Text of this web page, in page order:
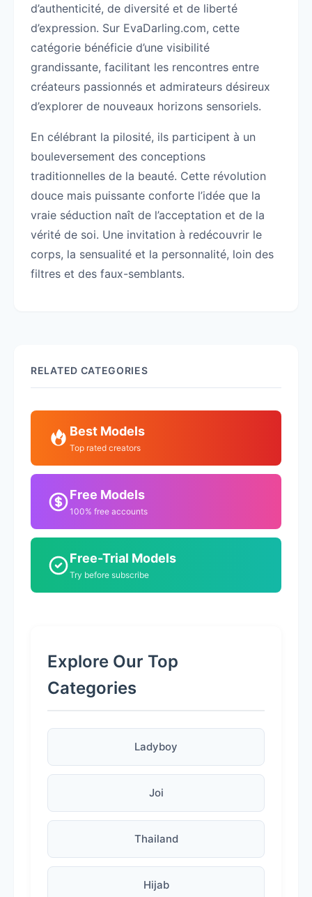
d’authenticité, de diversité et de liberté
d’expression. Sur EvaDarling.com, cette
catégorie bénéficie d’une visibilité
grandissante, facilitant les rencontres entre
créateurs passionnés et admirateurs désireux
d’explorer de nouveaux horizons sensoriels.
En célébrant la pilosité, ils participent à un
bouleversement des conceptions
traditionnelles de la beauté. Cette révolution
douce mais puissante conforte l’idée que la
vraie séduction naît de l’acceptation et de la
vérité de soi. Une invitation à redécouvrir le
corps, la sensualité et la personnalité, loin des
filtres et des faux-semblants.
RELATED CATEGORIES
Best Models
Top rated creators
Free Models
100% free accounts
Free-Trial Models
Try before subscribe
Explore Our Top
Categories
Ladyboy
Joi
Thailand
Hijab